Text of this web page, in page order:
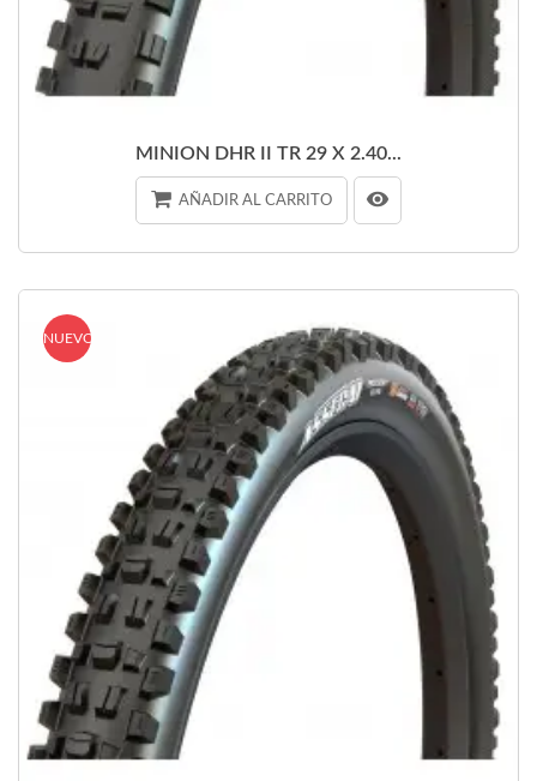
MINION DHR II TR 29 X 2.40...
AÑADIR AL CARRITO
NUEVO